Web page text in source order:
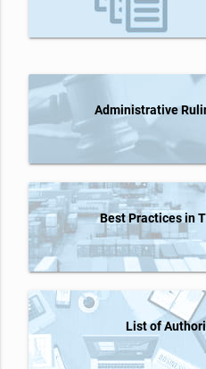
Administrative
Best Practices in
List of